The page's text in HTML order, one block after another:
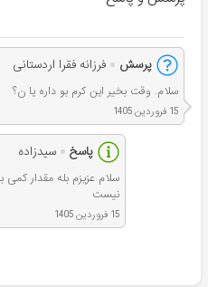
پرسش فرزانه فقرا اردستانی
سلام. وقت بخیر این کرم بو داره یا ن؟
15 فروردین 1405
پاسخ سیدزاده
سلام عزیزم بله مقدار کمی
نیست
15 فروردین 1405